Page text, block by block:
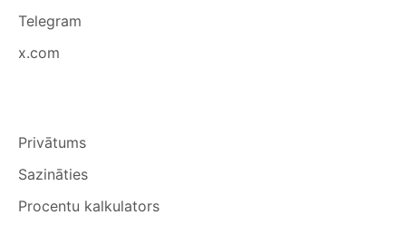
Telegram
x.com
Privātums
Sazināties
Procentu kalkulators